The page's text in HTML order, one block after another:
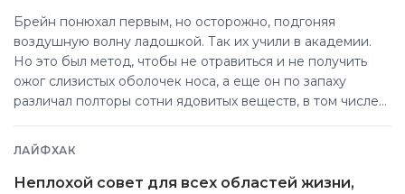
Брейн понюхал первым, но осторожно, подгоняя
воздушную волну ладошкой. Так их учили в академии.
Но это был метод, чтобы не отравиться и не получить
ожог слизистых оболочек носа, а еще он по запаху
различал полторы сотни ядовитых веществ, в том числе
ЛАЙФХАК
Неплохой совет для всех областей жизни,